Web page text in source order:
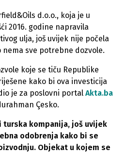
d.o.o., koja je u
2016. godine napravila
ulja, još uvijek nije počela
sve potrebne dozvole.
koje se tiču Republike
kako bi ova investicija
je za poslovni portal Akta.ba
Çesko.
turska kompanija, još uvijek
odobrenja kako bi se
Objekat u kojem se